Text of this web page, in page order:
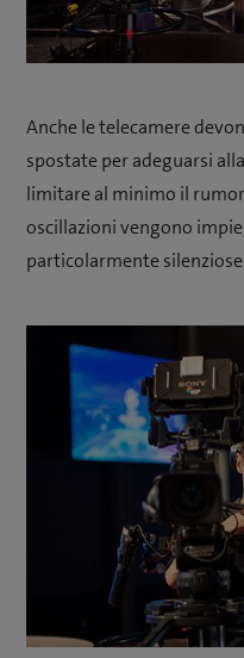
Anche le telecamere
spostate per adeguarsi
limitare al minimo il
oscillazioni vengono
particolarmente